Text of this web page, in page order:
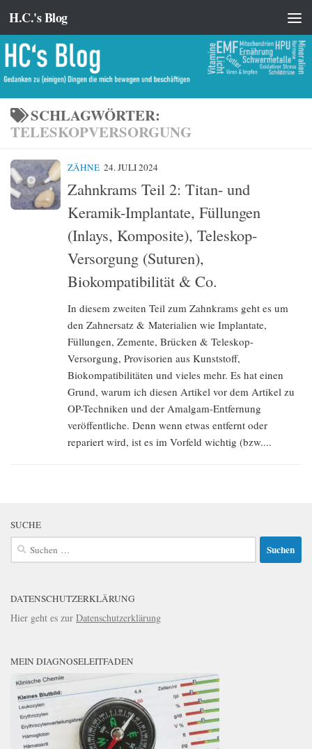
Zum Inhalt springen
H.C.'s Blog
SCHLAGWÖRTER:
TELESKOPVERSORGUNG
ZÄHNE 24. JULI 2024
Zahnkrams Teil 2: Titan- und
Keramik-Implantate, Füllungen
(Inlays, Komposite), Teleskop-
Versorgung (Suturen),
Biokompatibilität & Co.
In diesem zweiten Teil zum Zahnkrams geht es um
den Zahnersatz & Materialien wie Implantate,
Füllungen, Zemente, Brücken & Teleskop-
Versorgung, Provisorien aus Kunststoff,
Biokompatibilitäten und vieles mehr. Es hat einen
Grund, warum ich diesen Artikel vor dem Artikel zu
OP-Techniken und der Amalgam-Entfernung
veröffentliche. Denn wenn etwas entfernt oder
repariert wird, ist es im Vorfeld wichtig (bzw....
SUCHE
Suchen
nach:
DATENSCHUTZERKLÄRUNG
Hier geht es zur Datenschutzerklärung
MEIN DIAGNOSELEITFADEN